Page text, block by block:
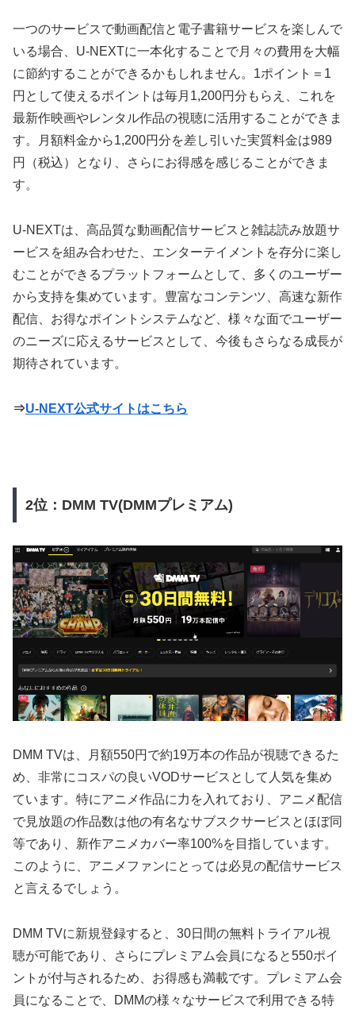
一つのサービスで動画配信と電子書籍サービスを楽しんで
いる場合、U-NEXTに一本化することで月々の費用を大幅
に節約することができるかもしれません。1ポイント＝1
円として使えるポイントは毎月1,200円分もらえ、これを
最新作映画やレンタル作品の視聴に活用することができま
す。月額料金から1,200円分を差し引いた実質料金は989
円（税込）となり、さらにお得感を感じることができま
す。
U-NEXTは、高品質な動画配信サービスと雑誌読み放題サ
ービスを組み合わせた、エンターテイメントを存分に楽し
むことができるプラットフォームとして、多くのユーザー
から支持を集めています。豊富なコンテンツ、高速な新作
配信、お得なポイントシステムなど、様々な面でユーザー
のニーズに応えるサービスとして、今後もさらなる成長が
期待されています。
⇒U-NEXT公式サイトはこちら
2位：DMM TV(DMMプレミアム)
DMM TVは、月額550円で約19万本の作品が視聴できるた
め、非常にコスパの良いVODサービスとして人気を集め
ています。特にアニメ作品に力を入れており、アニメ配信
で見放題の作品数は他の有名なサブスクサービスとほぼ同
等であり、新作アニメカバー率100%を目指しています。
このように、アニメファンにとっては必見の配信サービス
と言えるでしょう。
DMM TVに新規登録すると、30日間の無料トライアル視
聴が可能であり、さらにプレミアム会員になると550ポイ
ントが付与されるため、お得感も満載です。プレミアム会
員になることで、DMMの様々なサービスで利用できる特